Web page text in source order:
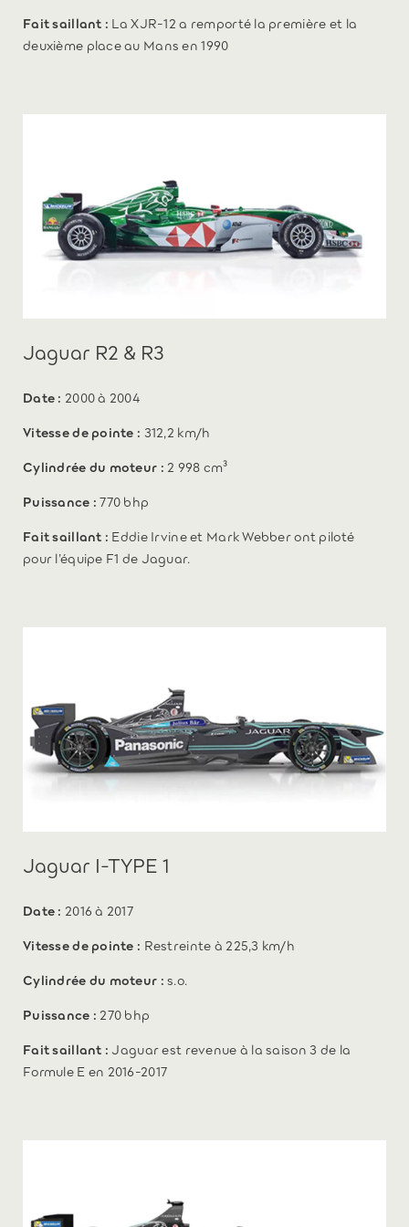
Fait saillant : La XJR-12 a remporté la première et la
deuxième place au Mans en 1990
Jaguar R2 & R3
Date : 2000 à 2004
Vitesse de pointe : 312,2 km/h
Cylindrée du moteur : 2 998 cm³
Puissance :770 bhp
Fait saillant : Eddie Irvine et Mark Webber ont piloté
pour l’équipe F1 de Jaguar.
Jaguar I-TYPE 1
Date : 2016 à 2017
Vitesse de pointe : Restreinte à 225,3 km/h
Cylindrée du moteur :s.o.
Puissance : 270 bhp
Fait saillant : Jaguar est revenue à la saison 3 de la
Formule E en 2016-2017